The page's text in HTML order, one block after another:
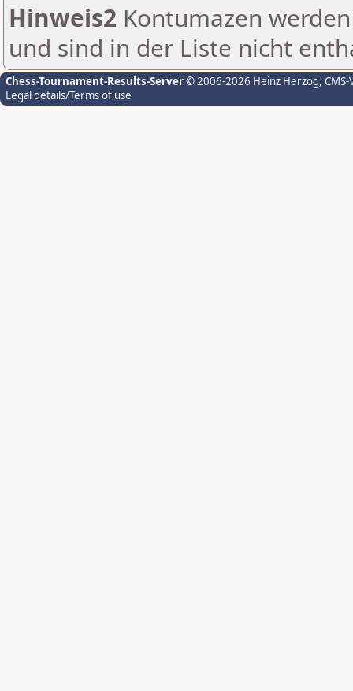
Hinweis2 Kontumazen
und sind in der Liste nicht
Chess-Tournament-Results-Server© 2006-2026 Heinz Herzog,
Legal details/Terms of use